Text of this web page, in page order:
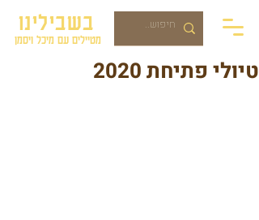
בשבילינו
מטיילים עם מיכל ויסמן
טיולי פתיחת 2020